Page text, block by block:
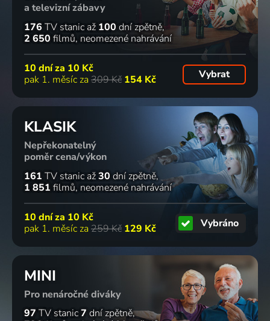
a televizní zábavy
176 TV stanic až 100 dní zpětně
2 650 filmů neomezené nahrávání
10 dní za 10 Kč
pak 1. měsíc za 309 Kč 154 Kč Vybrat
KLASIK
Nepřekonatelný
poměr cena/výkon
161 TV stanic až30 dní zpětně
1 851 filmů neomezené nahrávání
10 dní za 10 Kč
pak 1. měsíc za 259 Kč 129 Kč Vybráno
MINI
Pro nenáročné diváky
97 TV stanic7 dní zpětně